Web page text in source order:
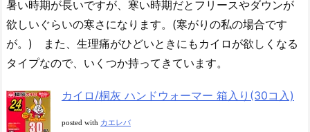
暑い時期が長いですが、寒い時期だとフリースやダウンが
欲しいぐらいの寒さになります。(寒がりの私の場合です
が。) また、生理痛がひどいときにもカイロが欲しくなる
タイプなので、いくつか持ってきています。
カイロ/桐灰 ハンドウォーマー 箱入り(30コ入)
posted with カエレバ